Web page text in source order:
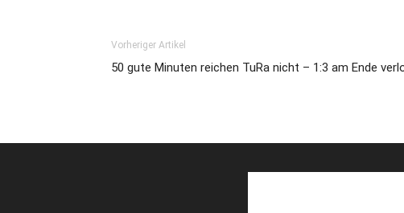
Vorheriger Artikel
50 gute Minuten reichen TuRa nicht – 1:3 am Ende